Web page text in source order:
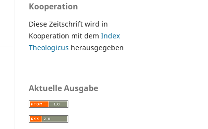
Kooperation
Diese Zeitschrift wird in
Kooperation mit dem Index
Theologicus herausgegeben
Aktuelle Ausgabe